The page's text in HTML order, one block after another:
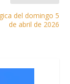
del domingo 5
de abril de 2026